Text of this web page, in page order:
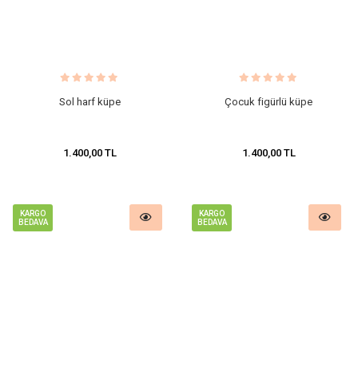
Sol harf küpe
1.400,00 TL
Çocuk figürlü küpe
1.400,00 TL
KARGO
BEDAVA
KARGO
BEDAVA